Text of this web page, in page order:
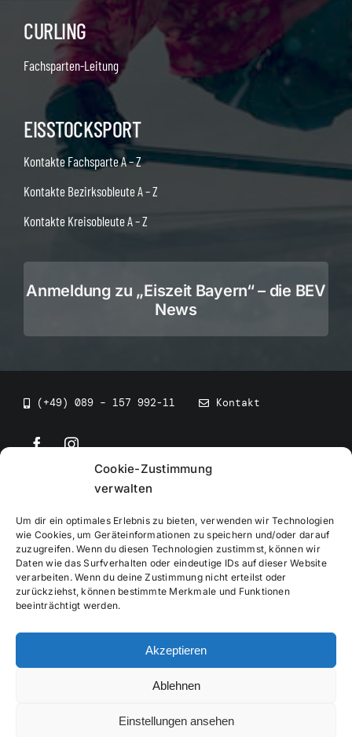
Cookie-Zustimmung
verwalten
Um dir ein optimales Erlebnis zu bieten, verwenden wir Technologien
wie Cookies, um Geräteinformationen zu speichern und/oder darauf
zuzugreifen. Wenn du diesen Technologien zustimmst, können wir
Daten wie das Surfverhalten oder eindeutige IDs auf dieser Website
verarbeiten. Wenn du deine Zustimmung nicht erteilst oder
zurückziehst, können bestimmte Merkmale und Funktionen
beeinträchtigt werden.
Akzeptieren
Ablehnen
Einstellungen ansehen
CURLING
Fachsparten-Leitung
EISSTOCKSPORT
Kontakte Fachsparte A – Z
Kontakte Bezirksobleute A – Z
Kontakte Kreisobleute A – Z
Anmeldung zu „Eiszeit Bayern“ – die BEV
News
(+49) 089 – 157 992-11 Kontakt
• BEV Bayerischer Eissportverband
Impressum
Datenschutzerklärung